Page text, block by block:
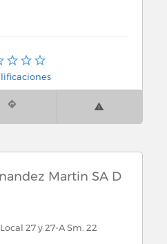
101 102 Lt. 5 6 Sm. 2a
Suites Lt. 5 Col. Z H
Martin SA D
27 y 27-A Sm. 22